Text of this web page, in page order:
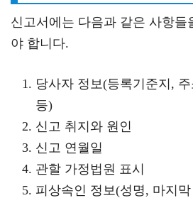
신고서에는 다음과 같은 사항들
야 합니다.
당사자 정보(등록기준지,
등)
신고 취지와 원인
신고 연월일
관할 가정법원 표시
피상속인 정보(성명, 마지